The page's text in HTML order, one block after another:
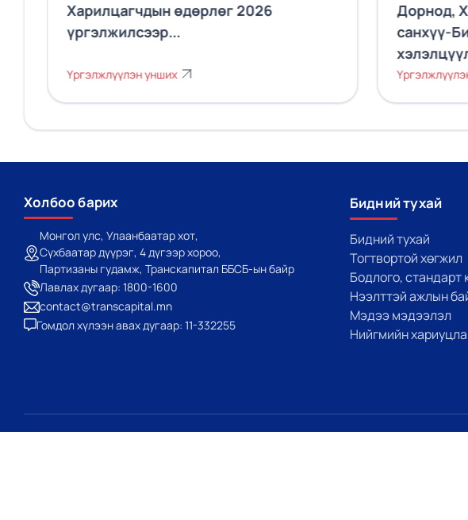
Харилцагчдын өдөрлөг 2026
үргэлжилсээр...
Үргэлжлүүлэн унших
Дорнод,
санхүү-
Холбоо барих
Монгол улс, Улаанбаатар хот,
Сүхбаатар дүүрэг, 4 дүгээр хороо,
Партизаны гудамж, Транскапитал ББСБ-ын байр
Лавлах дугаар: 1800-1600
contact@transcapital.mn
Гомдол хүлээн авах дугаар: 11-332255
Бидний тухай
Бидний тухай
Тогтвортой хөгжил
Бодлого, стандарт
Нээлттэй ажлын
Мэдээ мэдээлэл
Нийгмийн